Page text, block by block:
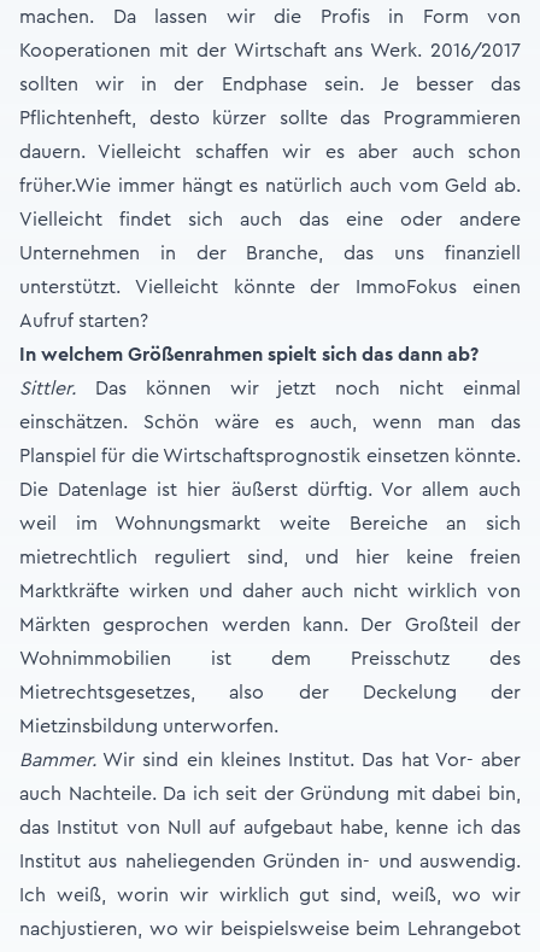
machen. Da lassen wir die Profis in Form von
Kooperationen mit der Wirtschaft ans Werk. 2016/2017
sollten wir in der Endphase sein. Je besser das
Pflichtenheft, desto kürzer sollte das Programmieren
dauern. Vielleicht schaffen wir es aber auch schon
früher.Wie immer hängt es natürlich auch vom Geld ab.
Vielleicht findet sich auch das eine oder andere
Unternehmen in der Branche, das uns finanziell
unterstützt. Vielleicht könnte der ImmoFokus einen
Aufruf starten?
In welchem Größenrahmen spielt sich das dann ab?
Sittler. Das können wir jetzt noch nicht einmal
einschätzen. Schön wäre es auch, wenn man das
Planspiel für die Wirtschaftsprognostik einsetzen könnte.
Die Datenlage ist hier äußerst dürftig. Vor allem auch
weil im Wohnungsmarkt weite Bereiche an sich
mietrechtlich reguliert sind, und hier keine freien
Marktkräfte wirken und daher auch nicht wirklich von
Märkten gesprochen werden kann. Der Großteil der
Wohnimmobilien ist dem Preisschutz des
Mietrechtsgesetzes, also der Deckelung der
Mietzinsbildung unterworfen.
Bammer. Wir sind ein kleines Institut. Das hat Vor- aber
auch Nachteile. Da ich seit der Gründung mit dabei bin,
das Institut von Null auf aufgebaut habe, kenne ich das
Institut aus naheliegenden Gründen in- und auswendig.
Ich weiß, worin wir wirklich gut sind, weiß, wo wir
nachjustieren, wo wir beispielsweise beim Lehrangebot